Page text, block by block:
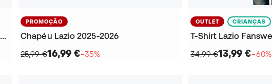
Conjunto Lazio Segundo Equipamento 2023-2024 Bebé
PROMOÇÃO
Chapéu Lazio 2025-2026
25,99 €16,99 €−35%
OUTLET CRIANÇAS
34,99 €13,99 €−60%